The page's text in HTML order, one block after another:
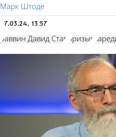
Марк Штоде
7.03.24, 13:57
раввин Давид Став призыв